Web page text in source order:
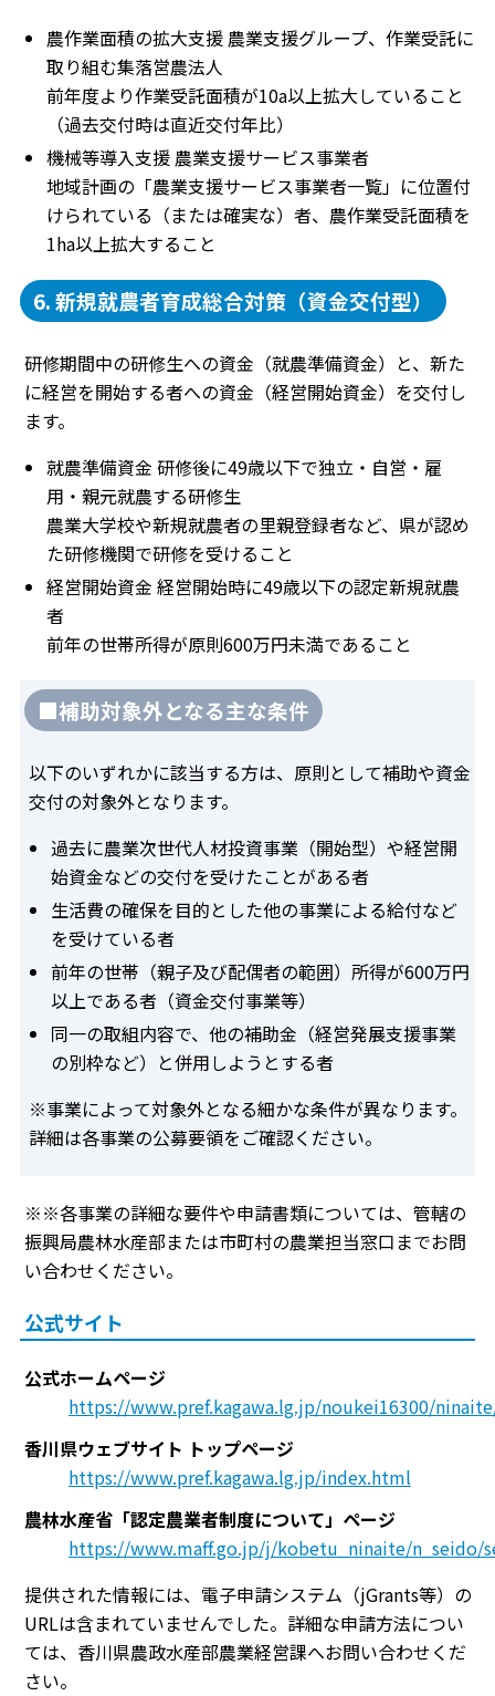
農作業面積の拡大支援 農業支援グループ、作業受託に
取り組む集落営農法人
前年度より作業受託面積が10a以上拡大していること
（過去交付時は直近交付年比）
機械等導入支援 農業支援サービス事業者
地域計画の「農業支援サービス事業者一覧」に位置付
けられている（または確実な）者、農作業受託面積を
1ha以上拡大すること
6. 新規就農者育成総合対策（資金交付型）
研修期間中の研修生への資金（就農準備資金）と、新た
に経営を開始する者への資金（経営開始資金）を交付し
ます。
就農準備資金 研修後に49歳以下で独立・自営・雇
用・親元就農する研修生
農業大学校や新規就農者の里親登録者など、県が認め
た研修機関で研修を受けること
経営開始資金 経営開始時に49歳以下の認定新規就農
者
前年の世帯所得が原則600万円未満であること
■補助対象外となる主な条件
以下のいずれかに該当する方は、原則として補助や資金
交付の対象外となります。
過去に農業次世代人材投資事業（開始型）や経営開
始資金などの交付を受けたことがある者
生活費の確保を目的とした他の事業による給付など
を受けている者
前年の世帯（親子及び配偶者の範囲）所得が600万円
以上である者（資金交付事業等）
同一の取組内容で、他の補助金（経営発展支援事業
の別枠など）と併用しようとする者
※事業によって対象外となる細かな条件が異なります。
詳細は各事業の公募要領をご確認ください。
※※各事業の詳細な要件や申請書類については、管轄の
振興局農林水産部または市町村の農業担当窓口までお問
い合わせください。
公式サイト
公式ホームページ
https://www.pref.kagawa.lg.jp/noukei16300/
香川県ウェブサイト トップページ
https://www.pref.kagawa.lg.jp/index.html
農林水産省「認定農業者制度について」ページ
https://www.maff.go.jp/j/kobetu_ninaite/n_seido/
提供された情報には、電子申請システム（jGrants等）の
URLは含まれていませんでした。詳細な申請方法につい
ては、香川県農政水産部農業経営課へお問い合わせくだ
さい。